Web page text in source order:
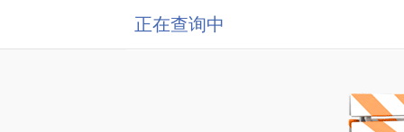
正在查询中